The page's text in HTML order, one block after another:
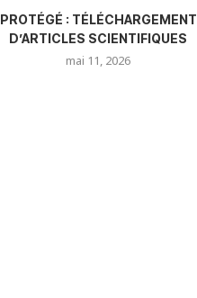
PROTÉGÉ : TÉLÉCHARGEMENT
D’ARTICLES SCIENTIFIQUES
mai 11, 2026